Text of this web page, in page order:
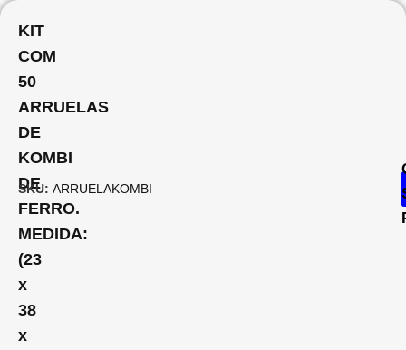
KIT
COM
50
ARRUELAS
DE
KOMBI
DE
FERRO.
MEDIDA:
(23
x
38
x
SKU: ARRUELAKOMBI